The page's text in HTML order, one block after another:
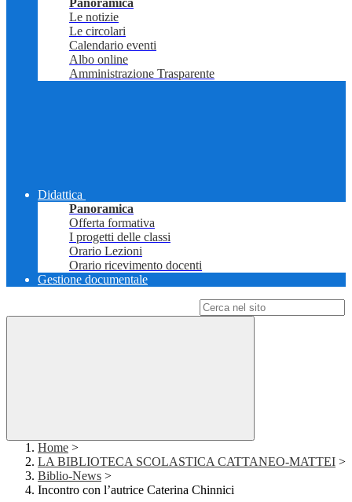
Panoramica
Le notizie
Le circolari
Calendario eventi
Albo online
Amministrazione Trasparente
Didattica
Panoramica
Offerta formativa
I progetti delle classi
Orario Lezioni
Orario ricevimento docenti
Gestione documentale
Home >
LA BIBLIOTECA SCOLASTICA CATTANEO-MATTEI >
Biblio-News >
Incontro con l’autrice Caterina Chinnici